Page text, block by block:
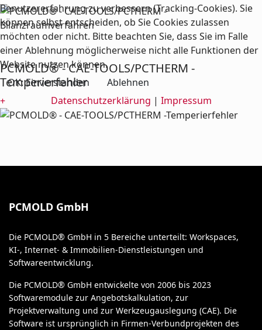
PCMOLD® - CAE-TOOLS/PCTHERM -
Temperierfehler
+
PCMOLD GmbH
Die PCMOLD® GmbH in 5 Bereiche unterteilt: Workspaces,
KI-, Internet- & Immobilien-Dienstleistungen und
Softwareentwicklung.
Die PCMOLD® GmbH entwickelte von 2006 bis 2023
Softwaremodule zur Angebotskalkulation, zur
Projektverwaltung und zur Werkzeugauslegung (CAE). Die
Software ist ursprünglich in Firmen-Verbundprojekten des
Benutzererfahrung zu verbessern (Tracking-Cookies). Sie
können selbst entscheiden, ob Sie Cookies zulassen
möchten oder nicht. Bitte beachten Sie, dass Sie im Falle
einer Ablehnung möglicherweise nicht alle Funktionen der
Website nutzen können.
OK: Einverstanden
Ablehnen
Datenschutzerklärung | Impressum